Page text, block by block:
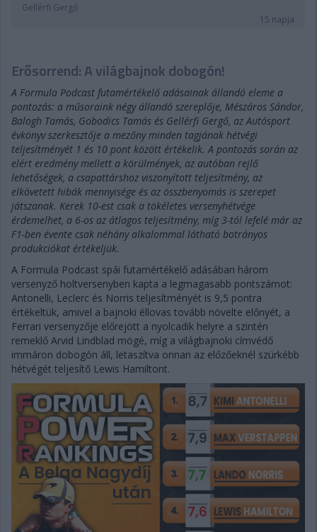
Gellérfi Gergő
15 napja
Erősorrend: A világbajnok dobogón!
A Formula Podcast futamértékelő adásainak állandó eleme a
pontozás: a műsoraink négy állandó szereplője, Mészáros Sándor,
Balogh Tamás, Gobodics Tamás és Gellérfi Gergő, az Autósport
évkönyv szerkesztője a mezőny minden tagjának hétvégi
teljesítményét 1 és 10 pont között értékelik. A pontozás során az
elért eredmény mellett a körülmények, az autóban rejlő
lehetőségek, a csapattárshoz viszonyított teljesítmény, az
elkövetett hibák mennyisége és az összbenyomás is szerepet
játszanak. Kerek 10-est csak a tökéletes versenyhétvége
érdemelhet, a 6-os az átlagos teljesítmény, míg 3-tól lefelé már az
F1-ben évente csak néhány alkalommal látható botrányos
produkciókat értékeljük.
A Formula Podcast spái futamértékelő adásában három
versenyző holtversenyben kapta a legmagasabb pontszámot:
Antonelli, Leclerc és Norris teljesítményét is 9,5 pontra
értékeltük, amivel a bajnoki éllovas tovább növelte előnyét, a
Ferrari versenyzője előrejött a nyolcadik helyre a szintén
remeklő Arvid Lindblad mögé, míg a világbajnoki címvédő
immáron dobogón áll, letaszítva onnan az előzőeknél szürkébb
hétvégét teljesítő Lewis Hamiltont.